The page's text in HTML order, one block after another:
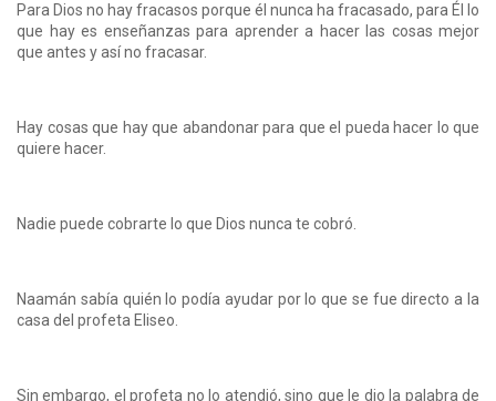
Para Dios no hay fracasos porque él nunca ha fracasado, para Él lo
que hay es enseñanzas para aprender a hacer las cosas mejor
que antes y así no fracasar.
Hay cosas que hay que abandonar para que el pueda hacer lo que
quiere hacer.
Nadie puede cobrarte lo que Dios nunca te cobró.
Naamán sabía quién lo podía ayudar por lo que se fue directo a la
casa del profeta Eliseo.
Sin embargo, el profeta no lo atendió, sino que le dio la palabra de